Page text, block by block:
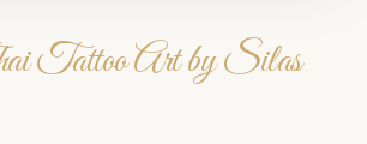
Tattoo Art by Silas